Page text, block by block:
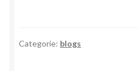
Categorie: blogs